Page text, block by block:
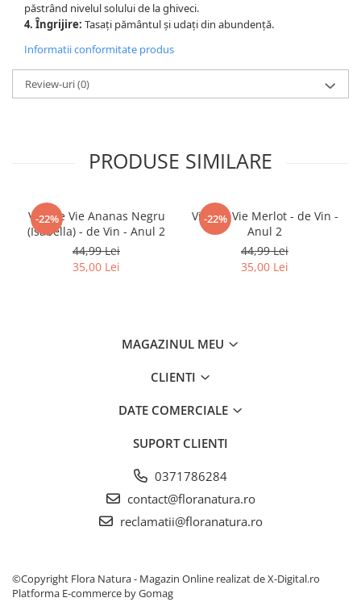
păstrând nivelul solului de la ghiveci.
4. Îngrijire: Tasați pământul și udați din abundență.
Informatii conformitate produs
Review-uri(0)
PRODUSE SIMILARE
-22%
Viță de Vie Ananas Negru
(Isabella) - de Vin - Anul 2
44,99 Lei
35,00 Lei
-22%
Viță de Vie Merlot - de Vin -
Anul 2
44,99 Lei
35,00 Lei
MAGAZINUL MEU
CLIENTI
DATE COMERCIALE
SUPORT CLIENTI
0371786284
contact@floranatura.ro
reclamatii@floranatura.ro
©Copyright Flora Natura - Magazin Online realizat de X-Digital.ro
Platforma E-commerce by Gomag